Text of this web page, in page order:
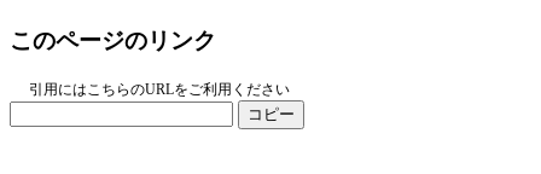
このページのリンク
引用にはこちらのURLをご利用ください
コピー